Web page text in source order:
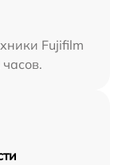
Fujifilm